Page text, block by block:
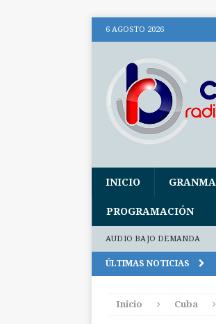
6 AGOSTO 2026
INICIO GRANMA
PROGRAMACIÓN
AUDIO BAJO DEMANDA
ÚLTIMAS NOTICIAS
Inicio Cuba